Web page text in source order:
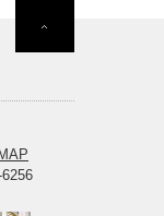
MAP